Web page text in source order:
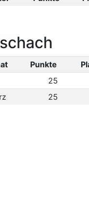
Punkte
25
25